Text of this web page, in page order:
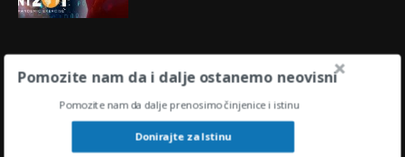
POPULARNE OBJAVE
“U središtu oluje” : KAMO IDU HRVATSKAI
SVIJET U 2024.?
November 28, 2023
Pomozite nam da i dalje ostanemo neovisni
Pomozite nam da dalje prenosimo činjenice i istinu
Donirajte za Istinu